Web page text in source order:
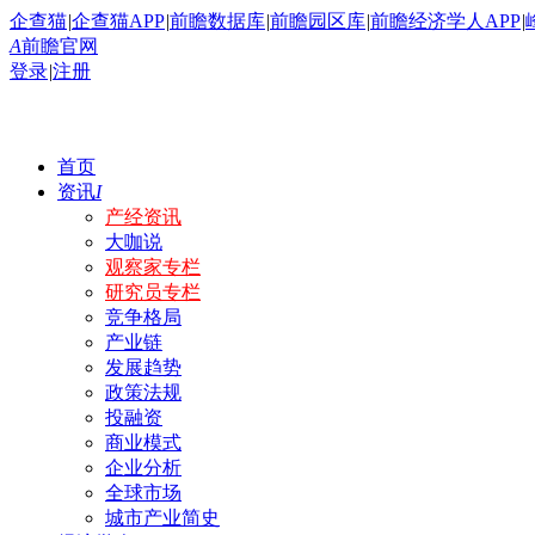
企查猫|企查猫APP|前瞻数据库|前瞻园区库|前瞻经济学人APP|
A前瞻官网
登录|注册
首页
资讯I
产经资讯
大咖说
观察家专栏
研究员专栏
竞争格局
产业链
发展趋势
政策法规
投融资
商业模式
企业分析
全球市场
城市产业简史